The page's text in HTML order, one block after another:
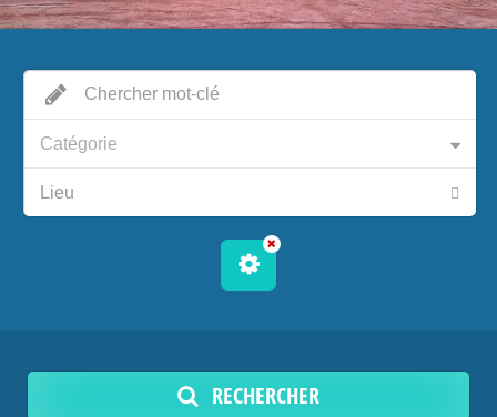
Catégorie
RECHERCHER